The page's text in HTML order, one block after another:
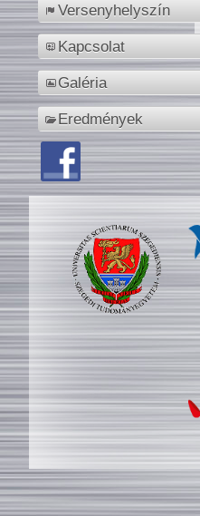
Versenyhelyszín
Kapcsolat
Galéria
Eredmények